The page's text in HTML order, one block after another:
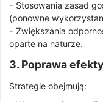
- Stosowania zasad
(ponowne
- Zwiększania
oparte na naturze.
3. Poprawa
Strategie obejmują: